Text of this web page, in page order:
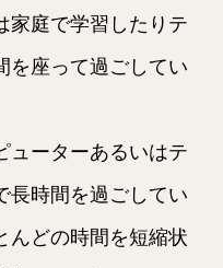
家庭で学習したりテ
を座って過ごしてい
ューターあるいはテ
長時間を過ごしてい
んどの時間を短縮状